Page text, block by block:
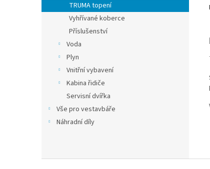
TRUMA topení
Vyhřívané koberce
Příslušenství
Voda
Plyn
Vnitřní vybavení
Kabina řidiče
Servisní dvířka
Vše pro vestavbáře
Náhradní díly